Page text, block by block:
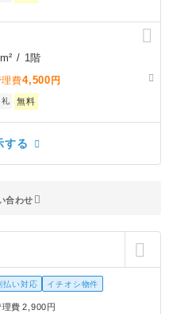
/ 1階
理費4,500 円
礼 無料
する
合わせ
払い対応 イチオシ物件
理費 2,900円